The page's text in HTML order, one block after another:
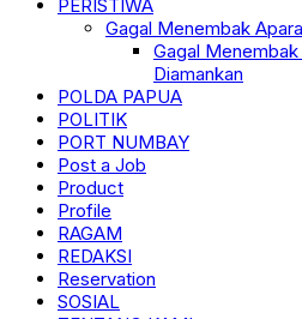
PERISTIWA
Gagal Menembak
Gagal
Diamankan
POLDA PAPUA
POLITIK
PORT NUMBAY
Post a Job
Product
Profile
RAGAM
REDAKSI
Reservation
SOSIAL